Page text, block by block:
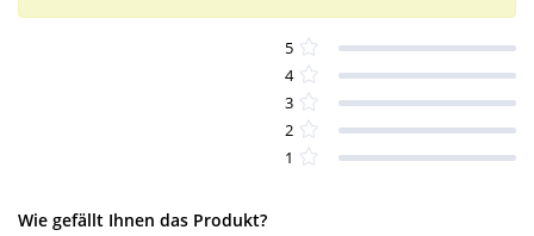
5
4
3
2
1
Wie gefällt Ihnen das Produkt?